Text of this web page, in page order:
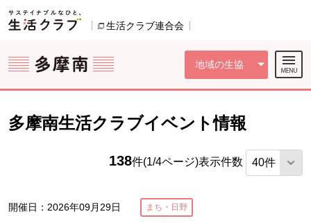
ページの先頭です。
生活クラブ連合会
地域の生協
ここからサイト内共通メニューです。
サイト内共通メニューをスキップする
サイト内共通メニューここまで。
多摩南生活クラブイベント情報
138件(1/4ページ)表示件数
開催日：2026年09月29日 まち・日野